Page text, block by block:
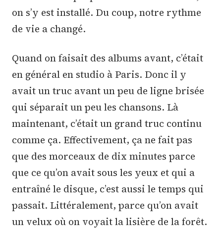
on s’y est installé. Du coup, notre rythme
de vie a changé.
Quand on faisait des albums avant, c’était
en général en studio à Paris. Donc il y
avait un truc avant un peu de ligne brisée
qui séparait un peu les chansons. Là
maintenant, c’était un grand truc continu
comme ça. Effectivement, ça ne fait pas
que des morceaux de dix minutes parce
que ce qu’on avait sous les yeux et qui a
entraîné le disque, c’est aussi le temps qui
passait. Littéralement, parce qu’on avait
un velux où on voyait la lisière de la forêt.